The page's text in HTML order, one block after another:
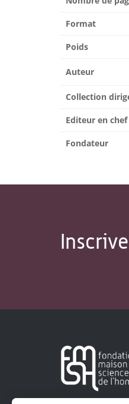
Format
Poids
Auteur
Collection
Editeur en chef
Fondateur